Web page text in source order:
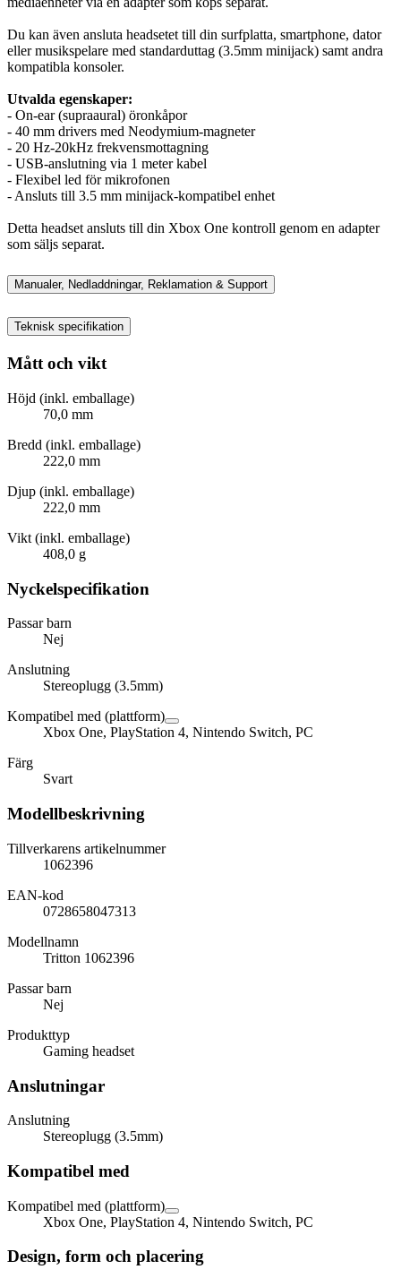
Du kan även ansluta headsetet till din surfplatta, smartphone, dator
eller musikspelare med standarduttag (3.5mm minijack) samt andra
kompatibla konsoler.
Utvalda egenskaper:
- On-ear (supraaural) öronkåpor
- 40 mm drivers med Neodymium-magneter
- 20 Hz-20kHz frekvensmottagning
- USB-anslutning via 1 meter kabel
- Flexibel led för mikrofonen
- Ansluts till 3.5 mm minijack-kompatibel enhet
Detta headset ansluts till din Xbox One kontroll genom en adapter
som säljs separat.
Manualer, Nedladdningar, Reklamation & Support
Teknisk specifikation
Mått och vikt
Höjd (inkl. emballage)
70,0 mm
Bredd (inkl. emballage)
222,0 mm
Djup (inkl. emballage)
222,0 mm
Vikt (inkl. emballage)
408,0 g
Nyckelspecifikation
Passar barn
Nej
Anslutning
Stereoplugg (3.5mm)
Kompatibel med (plattform)
Xbox One, PlayStation 4, Nintendo Switch, PC
Färg
Svart
Modellbeskrivning
Tillverkarens artikelnummer
1062396
EAN-kod
0728658047313
Modellnamn
Tritton 1062396
Passar barn
Nej
Produkttyp
Gaming headset
Anslutningar
Anslutning
Stereoplugg (3.5mm)
Kompatibel med
Kompatibel med (plattform)
Xbox One, PlayStation 4, Nintendo Switch, PC
Design, form och placering